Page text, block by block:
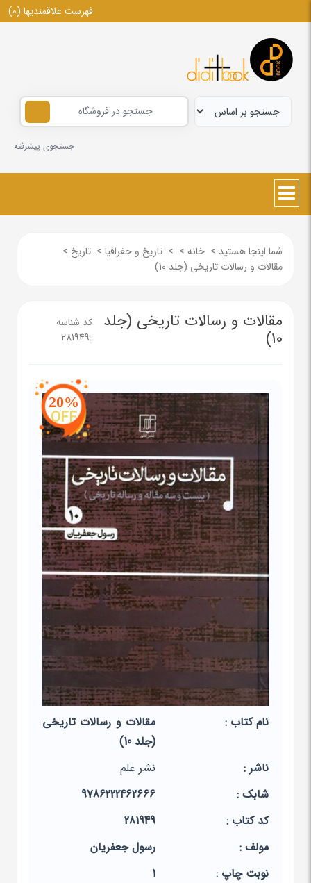
فهرست علاقمندیها (0)
جستجوی پیشرفته
شما اینجا هستید > خانه >
> تاریخ و جغرافیا > تاریخ >
مقالات و رسالات تاریخی (جلد 10)
مقالات و رسالات تاریخی (جلد
10)
کد شناسه
:
281949
20%
OFF
نام کتاب :
مقالات و رسالات تاریخی
(جلد 10)
ناشر :
نشر‌ علم
شابک :
9786222462666
کد کتاب :
281949
مولف :
رسول جعفریان
نوبت چاپ :
1